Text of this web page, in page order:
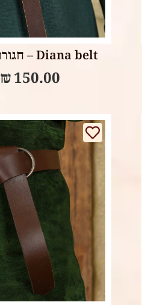
Select options
Diana belt – חגורת דיאנה
₪ 150.00
Select options